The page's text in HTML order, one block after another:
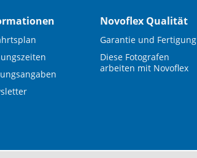
Novoflex Qualität
Garantie und Fertigung
Diese Fotografen
arbeiten mit Novoflex